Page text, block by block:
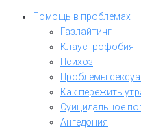
Помощь в проблемах
Газлайтинг
Клаустрофобия
Психоз
Проблемы
Как пережить
Суицидальное
Ангедония